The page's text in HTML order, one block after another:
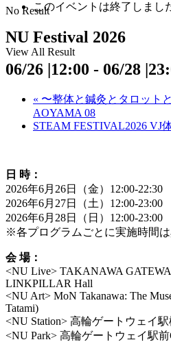
No Result
View All Result
このイベントは終了しまし
NU Festival 2026
06/26 |12:00 - 06/28
« 〜整体と鍼灸とタロット
AOYAMA 08
STEAM FESTIVAL2026 VJ
日 時：
2026年6月26日（金）12:00-22:30
2026年6月27日（土）12:00-23:00
2026年6月28日（日）12:00-23:00
※各プログラムごとに実施時間は
会 場：
<NU Live> TAKANAWA
LINKPILLAR Hall
<NU Art> MoN Takanawa: The
Tatami)
<NU Station> 高輪ゲートウェイ
<NU Park> 高輪ゲートウェイ駅前